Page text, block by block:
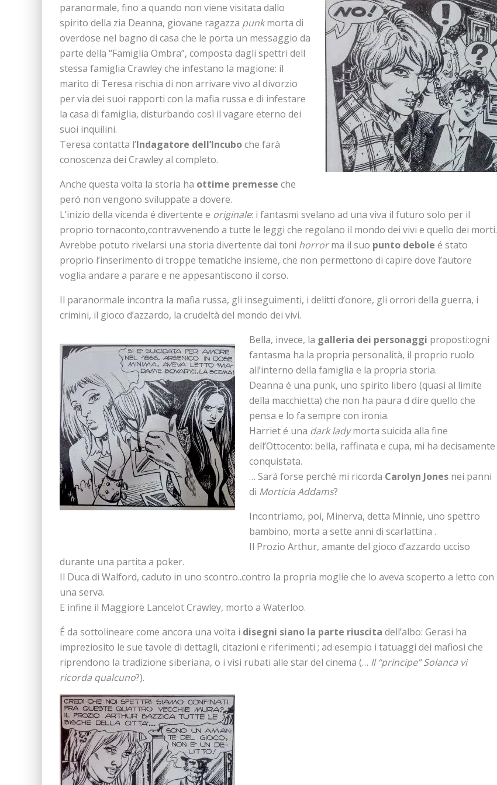
paranormale, fino a quando non viene visitata dallo
spirito della zia Deanna, giovane ragazza punkmorta di
overdose nel bagno di casa che le porta un messaggio da
parte della “Famiglia Ombra”, composta dagli spettri dell
stessa famiglia Crawley che infestano la magione: il
marito di Teresa rischia di non arrivare vivo al divorzio
per via dei suoi rapporti con la mafia russa e di infestare
la casa di famiglia, disturbando così il vagare eterno dei
suoi inquilini.
Teresa contatta l’Indagatore dell’Incuboche farà
conoscenza dei Crawley al completo.
Anche questa volta la storia ha ottime premesse che
peró non vengono sviluppate a dovere.
L’inizio della vicenda é divertente e originale: i fantasmi svelano ad una viva il futuro solo per il
proprio tornaconto,contravvenendo a tutte le leggi che regolano il mondo dei vivi e quello dei morti.
Avrebbe potuto rivelarsi una storia divertente dai toni horrorma il suo punto debole é stato
proprio l’inserimento di troppe tematiche insieme, che non permettono di capire dove l’autore
voglia andare a parare e ne appesantiscono il corso.
Il paranormale incontra la mafia russa, gli inseguimenti, i delitti d’onore, gli orrori della guerra, i
crimini, il gioco d’azzardo, la crudeltà del mondo dei vivi.
Bella, invece, la galleria dei personaggi proposti:ogni
fantasma ha la propria personalità, il proprio ruolo
all’interno della famiglia e la propria storia.
Deanna é una punk, uno spirito libero (quasi al limite
della macchietta) che non ha paura d dire quello che
pensa e lo fa sempre con ironia.
Harriet é una dark ladymorta suicida alla fine
dell’Ottocento: bella, raffinata e cupa, mi ha decisamente
conquistata.
… Sará forse perché mi ricorda Carolyn Jones nei panni
di Morticia Addams?
Incontriamo, poi, Minerva, detta Minnie, uno spettro
bambino, morta a sette anni di scarlattina .
Il Prozio Arthur, amante del gioco d’azzardo ucciso
durante una partita a poker.
Il Duca di Walford, caduto in uno scontro..contro la propria moglie che lo aveva scoperto a letto con
una serva.
E infine il Maggiore Lancelot Crawley, morto a Waterloo.
É da sottolineare come ancora una volta i disegni siano la parte riuscita dell’albo: Gerasi ha
impreziosito le sue tavole di dettagli, citazioni e riferimenti ; ad esempio i tatuaggi dei mafiosi che
riprendono la tradizione siberiana, o i visi rubati alle star del cinema (… Il “principe” Solanca vi
ricorda qualcuno?).